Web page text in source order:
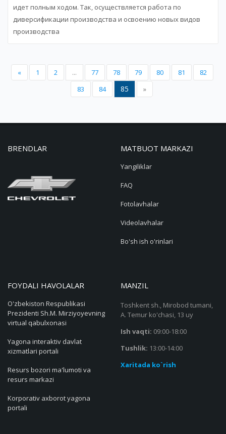
идет полным ходом. Так, осуществляется работа по
диверсификации производства и освоению новых видов
производства
« 1 2 ... 77 78 79 80 81
82
83
84 85 »
BRENDLAR MATBUOT MARKAZI
Yangiliklar
FAQ
Fotolavhalar
Videolavhalar
Bo'sh ish o'rinlari
FOYDALI HAVOLALAR
O'zbekiston Respublikasi
Prezidenti Sh.M. Mirziyoyevning
virtual qabulxonasi
Yagona interaktiv davlat
xizmatlari portali
Resurs bozori ma'lumoti va
resurs markazi
Korporativ axborot yagona
portali
MANZIL
Toshkent sh., Mirobod tumani,
A. Temur ko'chasi, 13 uy
Ish vaqti: 09:00-18:00
Tushlik: 13:00-14:00
Xaritada ko`rish